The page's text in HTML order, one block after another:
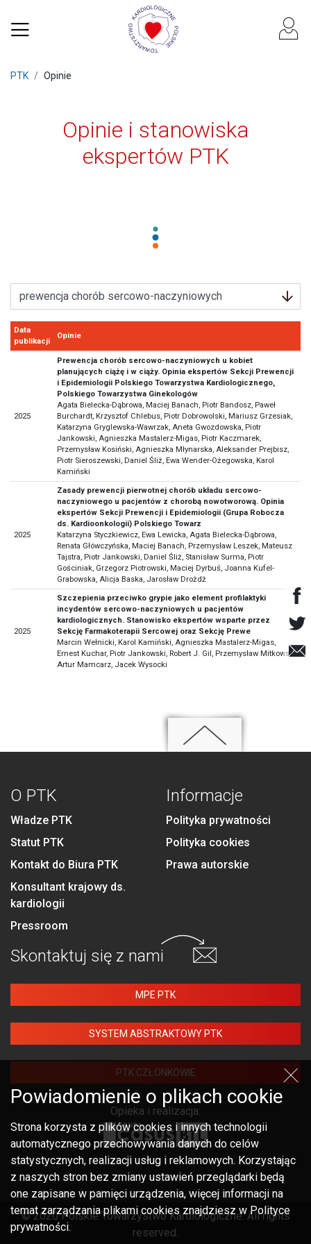
PTK Opinie
Opinie i stanowiska
ekspertów PTK
Data
publikacji
Opinie
2025
Prewencja chorób sercowo-naczyniowych u kobiet
planujących ciążę i w ciąży. Opinia ekspertów Sekcji Prewencji
i Epidemiologii Polskiego Towarzystwa Kardiologicznego,
Polskiego Towarzystwa Ginekologów
Agata Bielecka-Dąbrowa, Maciej Banach, Piotr Bandosz, Paweł
Burchardt, Krzysztof Chlebus, Piotr Dobrowolski, Mariusz Grzesiak,
Katarzyna Gryglewska-Wawrzak, Aneta Gwozdowska, Piotr
Jankowski, Agnieszka Mastalerz-Migas, Piotr Kaczmarek,
Przemysław Kosiński, Agnieszka Młynarska, Aleksander Prejbisz,
Piotr Sieroszewski, Daniel Śliż, Ewa Wender-Ożegowska, Karol
Kamiński
2025
Zasady prewencji pierwotnej chorób układu sercowo-
naczyniowego u pacjentów z chorobą nowotworową. Opinia
ekspertów Sekcji Prewencji i Epidemiologii (Grupa Robocza
ds. Kardioonkologii) Polskiego Towarz
Katarzyna Styczkiewicz, Ewa Lewicka, Agata Bielecka-Dąbrowa,
Renata Główczyńska, Maciej Banach, Przemysław Leszek, Mateusz
Tajstra, Piotr Jankowski, Daniel Śliż, Stanisław Surma, Piotr
Gościniak, Grzegorz Piotrowski, Maciej Dyrbuś, Joanna Kufel-
Grabowska, Alicja Baska, Jarosław Drożdż
2025
Szczepienia przeciwko grypie jako element profilaktyki
incydentów sercowo-naczyniowych u pacjentów
kardiologicznych. Stanowisko ekspertów wsparte przez
Sekcję Farmakoterapii Sercowej oraz Sekcję Prewe
Marcin Wełnicki, Karol Kamiński, Agnieszka Mastalerz-Migas,
Ernest Kuchar, Piotr Jankowski, Robert J. Gil, Przemysław Mitkowski,
Artur Mamcarz, Jacek Wysocki
O PTK
Władze PTK
Statut PTK
Kontakt do Biura PTK
Konsultant krajowy ds.
kardiologii
Pressroom
Informacje
Polityka prywatności
Polityka cookies
Prawa autorskie
Skontaktuj się z nami
MPE PTK
SYSTEM ABSTRAKTOWY PTK
PTK CZŁONKOWIE
Opieka i realizacja:
© 2020 Polskie Towarzystwo Kardiologiczne. All rights
reserved.
Powiadomienie o plikach cookie
Strona korzysta z plików cookies i innych technologii
automatycznego przechowywania danych do celów
statystycznych, realizacji usług i reklamowych. Korzystając
z naszych stron bez zmiany ustawień przeglądarki będą
one zapisane w pamięci urządzenia, więcej informacji na
temat zarządzania plikami cookies znajdziesz w Polityce
prywatności.